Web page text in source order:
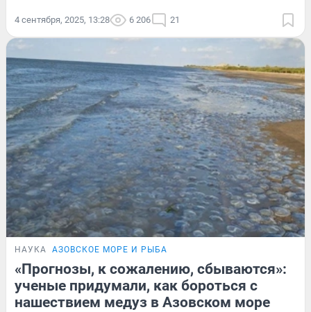
4 сентября, 2025, 13:28 6 206 21
НАУКА АЗОВСКОЕ МОРЕ И РЫБА
«Прогнозы, к сожалению, сбываются»:
ученые придумали, как бороться с
нашествием медуз в Азовском море